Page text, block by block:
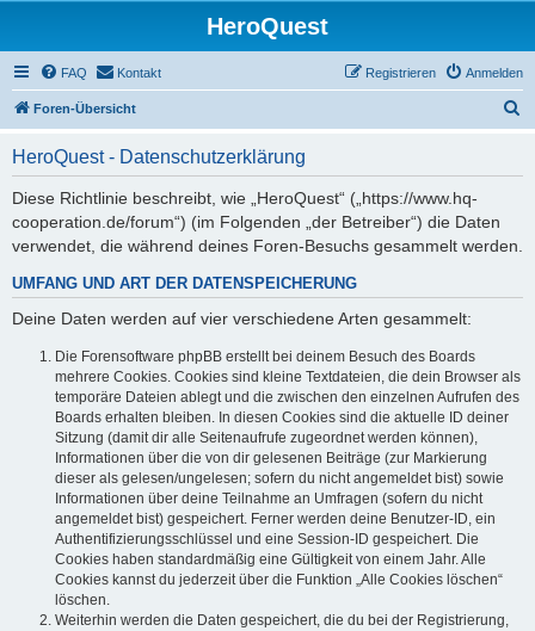
HeroQuest
FAQ Kontakt Anmelden
Registrieren
Foren-Übersicht
HeroQuest - Datenschutzerklärung
Diese Richtlinie beschreibt, wie „HeroQuest“ („https://www.hq-
cooperation.de/forum“) (im Folgenden „der Betreiber“) die Daten
verwendet, die während deines Foren-Besuchs gesammelt werden.
UMFANG UND ART DER DATENSPEICHERUNG
Deine Daten werden auf vier verschiedene Arten gesammelt:
Die Forensoftware phpBB erstellt bei deinem Besuch des Boards
mehrere Cookies. Cookies sind kleine Textdateien, die dein Browser als
temporäre Dateien ablegt und die zwischen den einzelnen Aufrufen des
Boards erhalten bleiben. In diesen Cookies sind die aktuelle ID deiner
Sitzung (damit dir alle Seitenaufrufe zugeordnet werden können),
Informationen über die von dir gelesenen Beiträge (zur Markierung
dieser als gelesen/ungelesen; sofern du nicht angemeldet bist) sowie
Informationen über deine Teilnahme an Umfragen (sofern du nicht
angemeldet bist) gespeichert. Ferner werden deine Benutzer-ID, ein
Authentifizierungsschlüssel und eine Session-ID gespeichert. Die
Cookies haben standardmäßig eine Gültigkeit von einem Jahr. Alle
Cookies kannst du jederzeit über die Funktion „Alle Cookies löschen“
löschen.
Weiterhin werden die Daten gespeichert, die du bei der Registrierung,